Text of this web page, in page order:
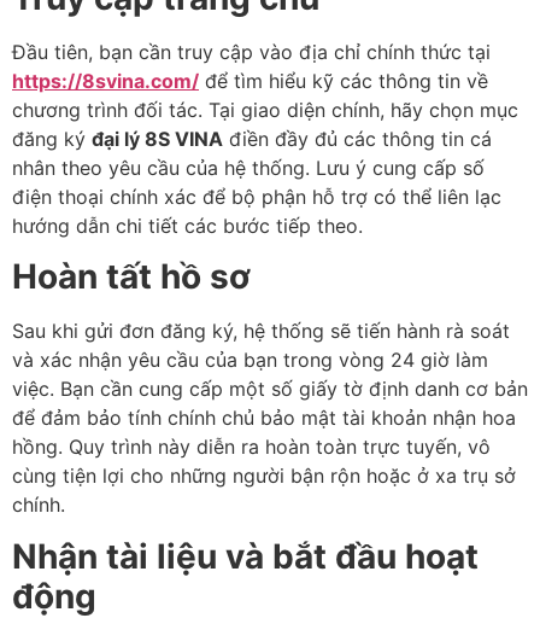
Đầu tiên, bạn cần truy cập vào địa chỉ chính thức tại
https://8svina.com/ để tìm hiểu kỹ các thông tin về
chương trình đối tác. Tại giao diện chính, hãy chọn mục
đăng ký đại lý 8S VINA điền đầy đủ các thông tin cá
nhân theo yêu cầu của hệ thống. Lưu ý cung cấp số
điện thoại chính xác để bộ phận hỗ trợ có thể liên lạc
hướng dẫn chi tiết các bước tiếp theo.
Hoàn tất hồ sơ
Sau khi gửi đơn đăng ký, hệ thống sẽ tiến hành rà soát
và xác nhận yêu cầu của bạn trong vòng 24 giờ làm
việc. Bạn cần cung cấp một số giấy tờ định danh cơ bản
để đảm bảo tính chính chủ bảo mật tài khoản nhận hoa
hồng. Quy trình này diễn ra hoàn toàn trực tuyến, vô
cùng tiện lợi cho những người bận rộn hoặc ở xa trụ sở
chính.
Nhận tài liệu và bắt đầu hoạt
động